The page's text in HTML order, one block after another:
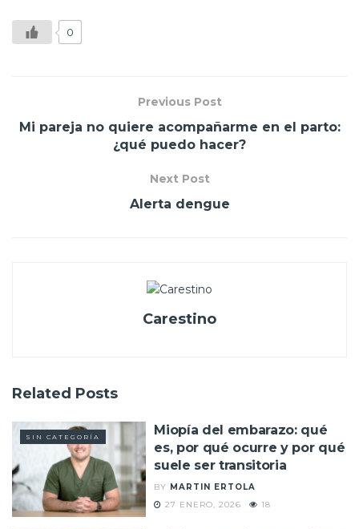
0
Previous Post
Mi pareja no quiere acompañarme en el parto:
¿qué puedo hacer?
Next Post
Alerta dengue
Carestino
Related Posts
SIN CATEGORÍA
Miopía del embarazo: qué
es, por qué ocurre y por qué
suele ser transitoria
BY MARTIN ERTOLA
27 ENERO, 2026
18